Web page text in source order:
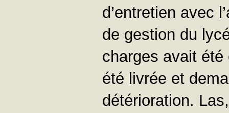
d’entretien avec
de gestion du
charges avait été
été livrée et
détérioration.